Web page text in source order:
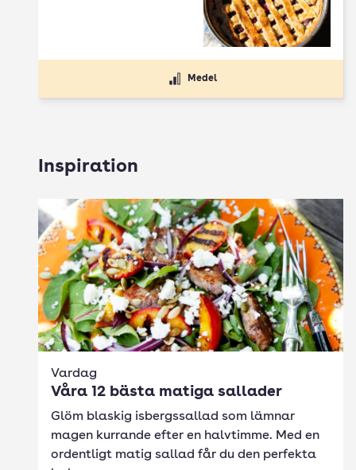
Medel
Inspiration
Vardag
Våra 12 bästa matiga sallader
Glöm blaskig isbergssallad som lämnar
magen kurrande efter en halvtimme. Med en
ordentligt matig sallad får du den perfekta